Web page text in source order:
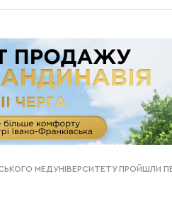
МЕДУНІВЕРСИТЕТУ ПРОЙШЛИ